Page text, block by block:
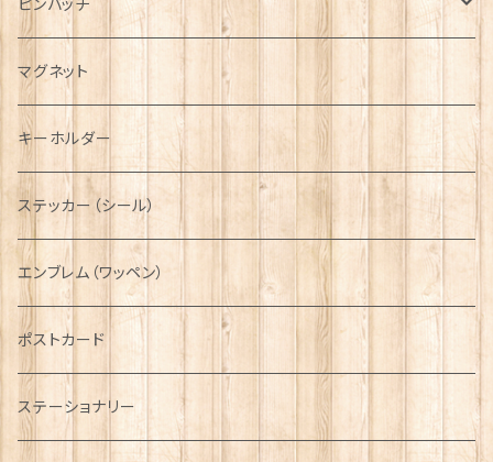
ディアストーカー
ニット帽
タータン【Bronte by Moon】
タータン【Glencroft】
ボタンラップマフラー【Aran Traditions】
サッシュ
スカーフ
ファッションマスク
チャーム
その他のアクセサリー
ラブスプーン【SION LLEWELLYN】
ラブスプーン【PAUL CURTIS】
ファブリック
ペーパーナプキン
ティーコジー
その他テーブルウェア
ピンバッチ
ジェネラルデザイン
乗り物
動物＆植物
国旗＆紋章
音楽＆楽器
運動＆人物
シンボル
ミリタリー
NAVY
AIRFORCE
ARMY
ピューター
マグネット
キーホルダー
ステッカー（シール）
エンブレム（ワッペン）
ポストカード
ステーショナリー